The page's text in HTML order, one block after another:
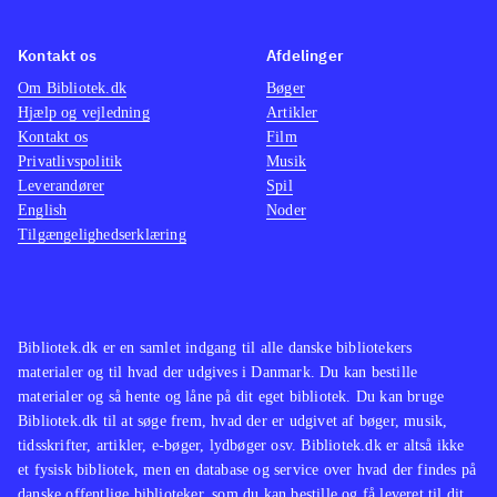
velkendte Singstar koncept. Men
netop det velkendte sangrepertoire vil
nok gøre det populært i de danske
stuer på tværs af aldersgrupper
Singstar konceptet er trods mange år
på bagen og begrænset udvikling af
gameplay siden fremkomsten stadig
med en sangstjerne i maven.
Bibliotek.dk er en samlet indgang til alle danske bibliotekers
materialer og til hvad der udgives i Danmark. Du kan bestille
materialer og så hente og låne på dit eget bibliotek. Du kan bruge
Bibliotek.dk til at søge frem, hvad der er udgivet af bøger, musik,
tidsskrifter, artikler, e-bøger, lydbøger osv. Bibliotek.dk er altså ikke
et fysisk bibliotek, men en database og service over hvad der findes på
Kontakt os
Om Bibliotek.dk
Hjælp og vejledning
Kontakt os
Privatlivspolitik
Leverandører
English
Tilgængelighedserklæring
Afdelinger
Bøger
Artikler
Film
Musik
Spil
Noder